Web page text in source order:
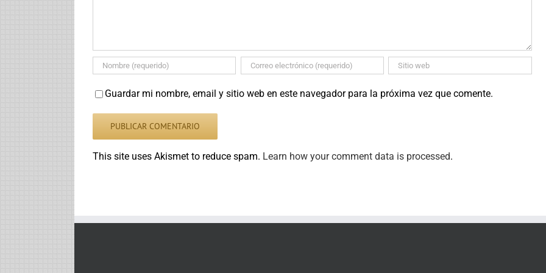
Guardar mi nombre, email y sitio web en este navegador para la próxima vez que comente.
This site uses Akismet to reduce spam. Learn how your comment data is processed.